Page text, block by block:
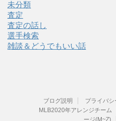
未分類
査定
査定の話し
選手検索
雑談＆どうでもいい話
ブログ説明 プライバ
MLB2020年アレンジチーム